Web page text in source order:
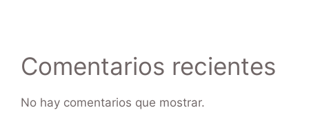
Comentarios recientes
No hay comentarios que mostrar.